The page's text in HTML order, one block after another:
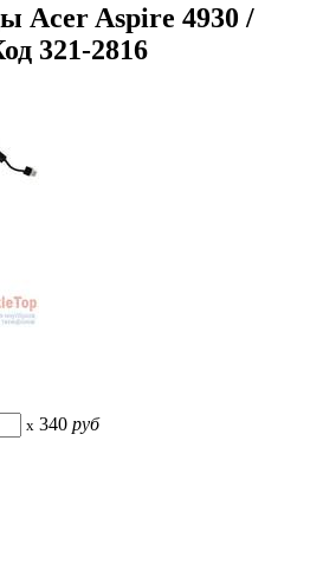
Acer Aspire 4930 /
321-2816
x 340 руб